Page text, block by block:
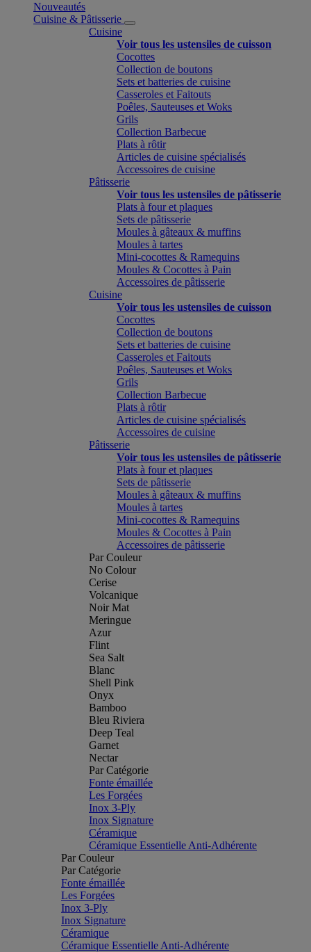
Nouveautés
Cuisine & Pâtisserie
Cuisine
Voir tous les ustensiles de cuisson
Cocottes
Collection de boutons
Sets et batteries de cuisine
Casseroles et Faitouts
Poêles, Sauteuses et Woks
Grils
Collection Barbecue
Plats à rôtir
Articles de cuisine spécialisés
Accessoires de cuisine
Pâtisserie
Voir tous les ustensiles de pâtisserie
Plats à four et plaques
Sets de pâtisserie
Moules à gâteaux & muffins
Moules à tartes
Mini-cocottes & Ramequins
Moules & Cocottes à Pain
Accessoires de pâtisserie
Cuisine
Voir tous les ustensiles de cuisson
Cocottes
Collection de boutons
Sets et batteries de cuisine
Casseroles et Faitouts
Poêles, Sauteuses et Woks
Grils
Collection Barbecue
Plats à rôtir
Articles de cuisine spécialisés
Accessoires de cuisine
Pâtisserie
Voir tous les ustensiles de pâtisserie
Plats à four et plaques
Sets de pâtisserie
Moules à gâteaux & muffins
Moules à tartes
Mini-cocottes & Ramequins
Moules & Cocottes à Pain
Accessoires de pâtisserie
Par Couleur
No Colour
Cerise
Volcanique
Noir Mat
Meringue
Azur
Flint
Sea Salt
Blanc
Shell Pink
Onyx
Bamboo
Bleu Riviera
Deep Teal
Garnet
Nectar
Par Catégorie
Fonte émaillée
Les Forgées
Inox 3-Ply
Inox Signature
Céramique
Céramique Essentielle Anti-Adhérente
Par Couleur
Par Catégorie
Fonte émaillée
Les Forgées
Inox 3-Ply
Inox Signature
Céramique
Céramique Essentielle Anti-Adhérente